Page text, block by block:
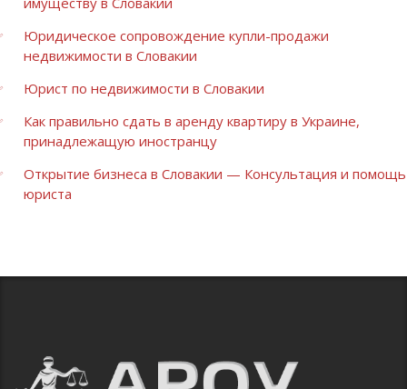
Юридическое сопровождение купли-продажи
недвижимости в Словакии
Юрист по недвижимости в Словакии
Как правильно сдать в аренду квартиру в Украине,
принадлежащую иностранцу
Открытие бизнеса в Словакии — Консультация и помощь
юриста